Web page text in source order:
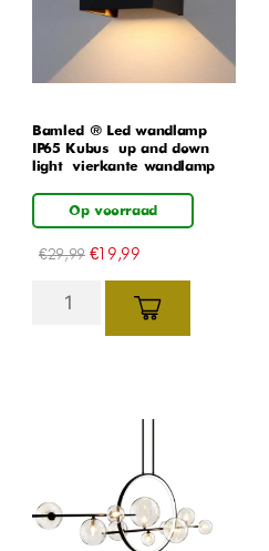
Bamled ® Led wandlamp
IP65 Kubus – up and down
light – vierkante wandlamp
Op voorraad
€29,99 €19,99